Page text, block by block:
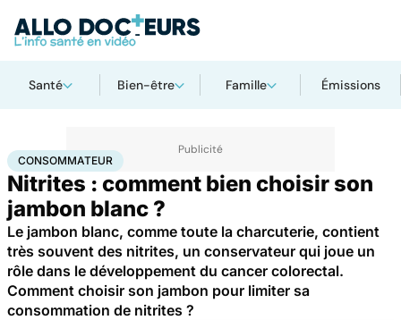
Santé Bien-être Famille Émissions
AccueilBien-êtreNutrition Consommateur
CONSOMMATEUR
Nitrites : comment bien choisir son
jambon blanc ?
Le jambon blanc, comme toute la charcuterie, contient
très souvent des nitrites, un conservateur qui joue un
rôle dans le développement du cancer colorectal.
Comment choisir son jambon pour limiter sa
consommation de nitrites ?